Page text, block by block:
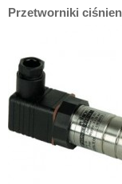
Przetworniki